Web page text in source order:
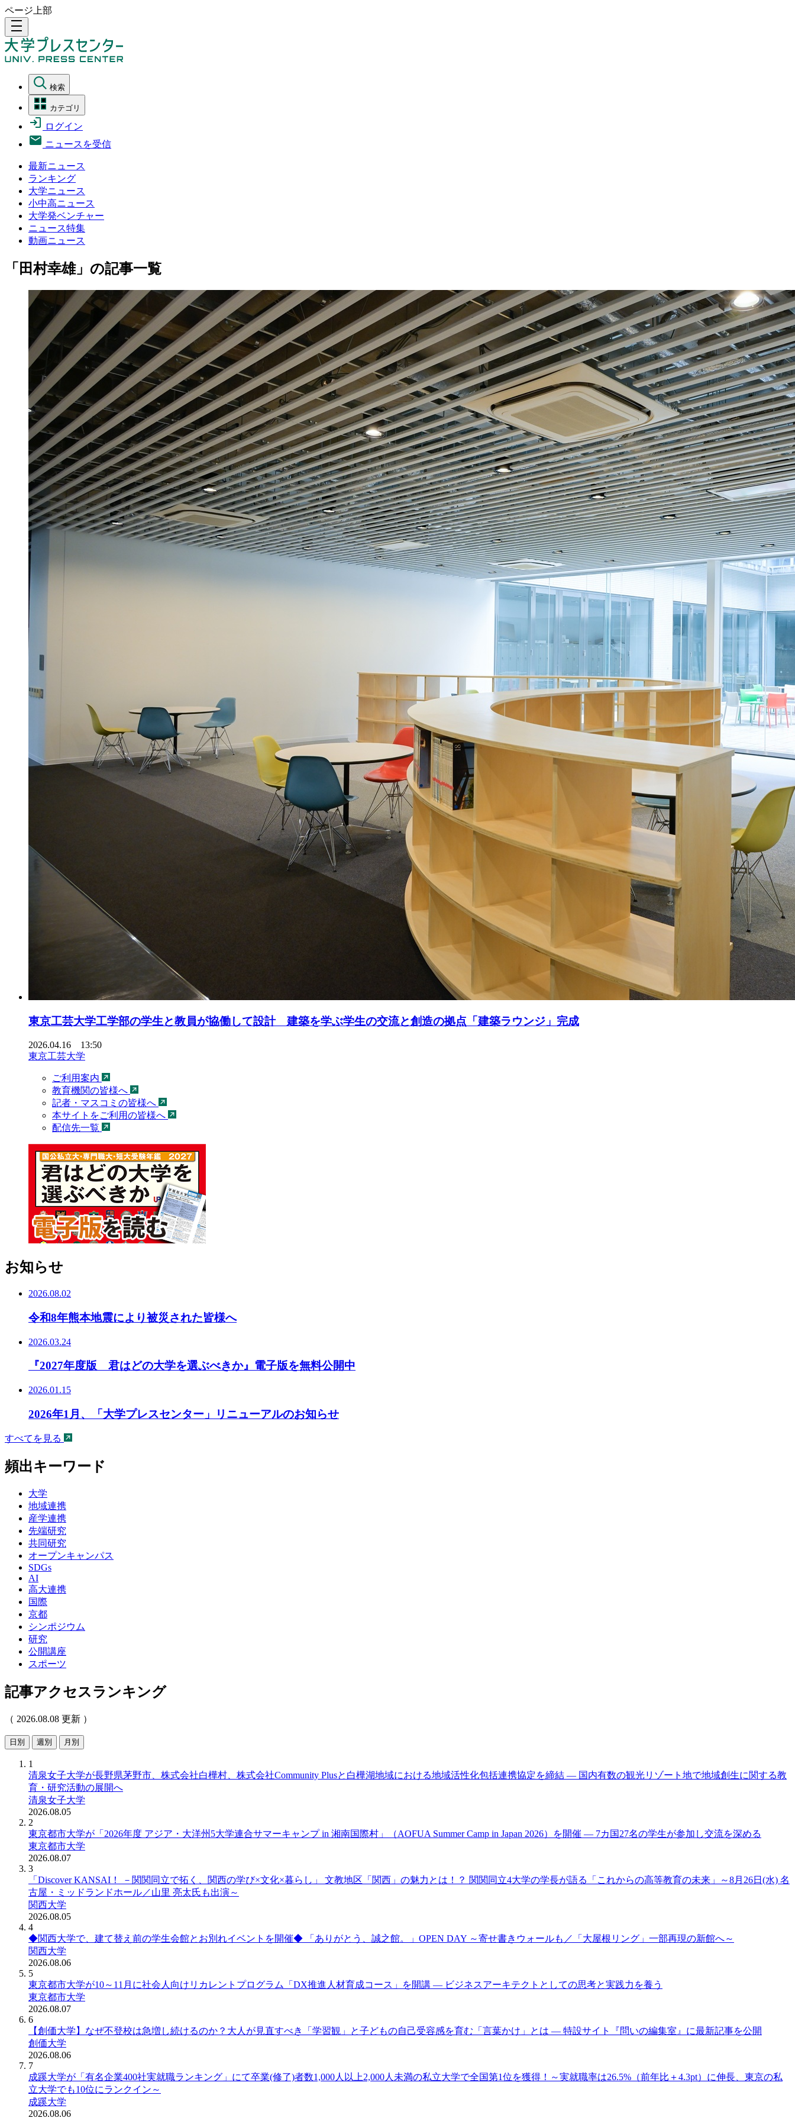
ページ上部
density_medium
検索
カテゴリ
ログイン
ニュースを受信
最新ニュース
ランキング
大学ニュース
小中高ニュース
大学発ベンチャー
ニュース特集
動画ニュース
「田村幸雄」の記事一覧
東京工芸大学工学部の学生と教員が協働して設計 建築を学ぶ学生の交流と創造の拠点「建築ラウンジ」完成
2026.04.16 13:50
東京工芸大学
ご利用案内
教育機関の皆様へ
記者・マスコミの皆様へ
本サイトをご利用の皆様へ
配信先一覧
お知らせ
2026.08.02
令和8年熊本地震により被災された皆様へ
2026.03.24
『2027年度版 君はどの大学を選ぶべきか』電子版を無料公開中
2026.01.15
2026年1月、「大学プレスセンター」リニューアルのお知らせ
すべてを見る
頻出キーワード
大学
地域連携
産学連携
先端研究
共同研究
オープンキャンパス
SDGs
AI
高大連携
国際
京都
シンポジウム
研究
公開講座
スポーツ
記事アクセスランキング
（ 2026.08.08 更新 ）
日別 週別 月別
1
清泉女子大学が長野県茅野市、株式会社白樺村、株式会社Community Plusと白樺湖地域における地域活性化包括連携協定を締結 ― 国内有数の観光リゾート地で地域創生に関する教
育・研究活動の展開へ
清泉女子大学
2026.08.05
2
東京都市大学が「2026年度 アジア・大洋州5大学連合サマーキャンプ in 湘南国際村」（AOFUA Summer Camp in Japan 2026）を開催 ― 7カ国27名の学生が参加し交流を深める
東京都市大学
2026.08.07
3
「Discover KANSAI！ －関関同立で拓く、関西の学び×文化×暮らし」 文教地区「関西」の魅力とは！？ 関関同立4大学の学長が語る「これからの高等教育の未来」～8月26日(水) 名
古屋・ミッドランドホール／山里 亮太氏も出演～
関西大学
2026.08.05
4
◆関西大学で、建て替え前の学生会館とお別れイベントを開催◆ 「ありがとう、誠之館。」OPEN DAY ～寄せ書きウォールも／「大屋根リング」一部再現の新館へ～
関西大学
2026.08.06
5
東京都市大学が10～11月に社会人向けリカレントプログラム「DX推進人材育成コース」を開講 ― ビジネスアーキテクトとしての思考と実践力を養う
東京都市大学
2026.08.07
6
【創価大学】なぜ不登校は急増し続けるのか？大人が見直すべき「学習観」と子どもの自己受容感を育む「言葉かけ」とは ― 特設サイト『問いの編集室』に最新記事を公開
創価大学
2026.08.06
7
成蹊大学が「有名企業400社実就職ランキング」にて卒業(修了)者数1,000人以上2,000人未満の私立大学で全国第1位を獲得！～実就職率は26.5%（前年比＋4.3pt）に伸長、東京の私
立大学でも10位にランクイン～
成蹊大学
2026.08.06